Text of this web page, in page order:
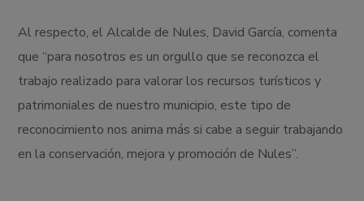
Al respecto, el Alcalde de Nules, David García, comenta
que “para nosotros es un orgullo que se reconozca el
trabajo realizado para valorar los recursos turísticos y
patrimoniales de nuestro municipio, este tipo de
reconocimiento nos anima más si cabe a seguir trabajando
en la conservación, mejora y promoción de Nules”.